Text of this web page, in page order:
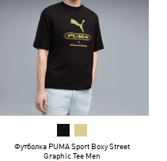
Футболка PUMA Sport Boxy Street
Graphic Tee Men